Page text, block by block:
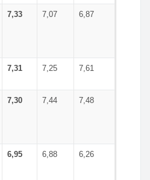
7,33 7,07 6,87
7,31 7,25 7,61
7,30 7,44 7,48
6,95 6,88 6,26